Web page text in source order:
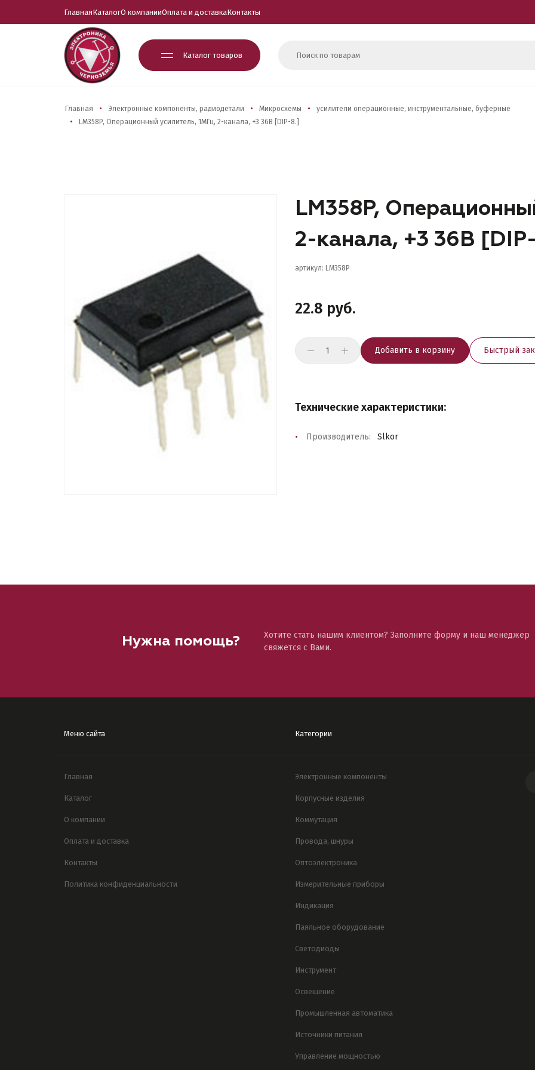
ГлавнаяКаталогО компанииОплата и доставкаКонтакты
Каталог товаров
Главная Электронные компоненты, радиодетали Микросхемы
усилители операционные, инструментальные, буферные
LM358P, Операционный усилитель, 1МГц, 2-канала, +3 36В [DIP-8.]
LM358P,
2-канала, +3 36В
артикул: LM358P
22.8 руб.
Добавить в корзину Быстрый
Технические характеристики:
Производитель: Slkor
Нужна помощь?
Хотите стать нашим клиентом? Заполните форму и наш менеджер
свяжется с Вами.
Меню сайта Категории
Главная
Каталог
О компании
Оплата и доставка
Контакты
Политика конфиденциальности
Электронные компоненты
Корпусные изделия
Коммутация
Провода, шнуры
Оптоэлектроника
Измерительные приборы
Индикация
Паяльное оборудование
Светодиоды
Инструмент
Освещение
Промышленная автоматика
Источники питания
Управление мощностью